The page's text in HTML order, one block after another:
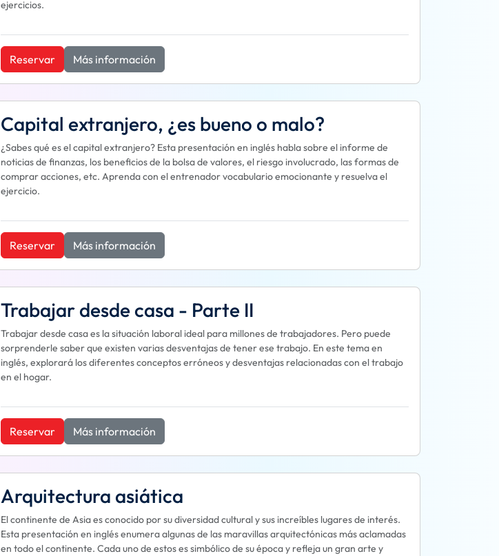
ejercicios.
Reservar Más información
Capital extranjero, ¿es bueno o malo?
¿Sabes qué es el capital extranjero? Esta presentación en inglés habla sobre el informe de
noticias de finanzas, los beneficios de la bolsa de valores, el riesgo involucrado, las formas de
comprar acciones, etc. Aprenda con el entrenador vocabulario emocionante y resuelva el
ejercicio.
Reservar Más información
Trabajar desde casa - Parte II
Trabajar desde casa es la situación laboral ideal para millones de trabajadores. Pero puede
sorprenderle saber que existen varias desventajas de tener ese trabajo. En este tema en
inglés, explorará los diferentes conceptos erróneos y desventajas relacionadas con el trabajo
en el hogar.
Reservar Más información
Arquitectura asiática
El continente de Asia es conocido por su diversidad cultural y sus increíbles lugares de interés.
Esta presentación en inglés enumera algunas de las maravillas arquitectónicas más aclamadas
en todo el continente. Cada uno de estos es simbólico de su época y refleja un gran arte y